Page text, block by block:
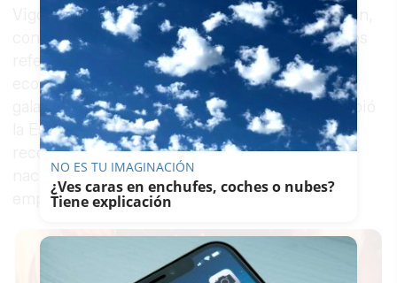
Vigo y Gijón, reconocidas en esta misma edición,
convirtiendo al municipio sevillano en uno de los
referentes nacionales en limpieza urbana y
economía circular. No es el primero de estos
galardones: hace apenas dos años, Aira ya recibió
la Escoba de Oro, lo que convierte este nuevo
reconocimiento en el segundo gran premio
nacional en apenas cuatro años de vida de la
empresa pública.
NO ES TU IMAGINACIÓN
¿Ves caras en enchufes, coches o nubes?
Tiene explicación